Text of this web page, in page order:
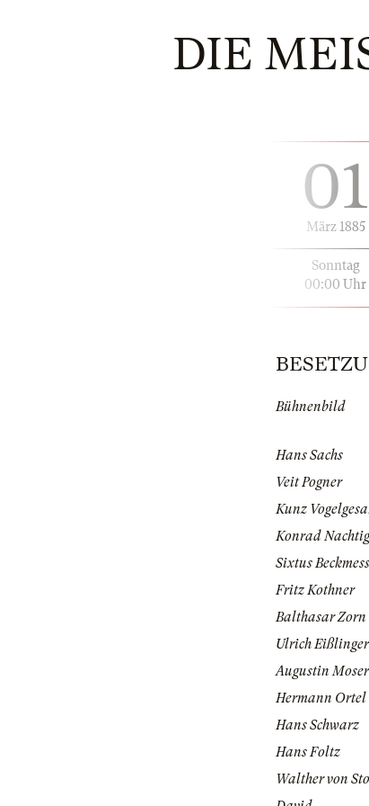
DIE
01
März 1885
Sonntag
00:00 Uhr
Bühnenbild
Hans Sachs
Veit Pogner
Kunz
Konrad
Sixtus
Fritz Kothner
Balthasar Zorn
Ulrich Eißlinger
Augustin Moser
Hermann Ortel
Hans Schwarz
Hans Foltz
Walther von